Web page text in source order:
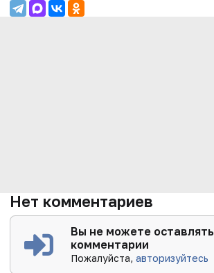
Нет комментариев
Вы не можете оставлять
комментарии
Пожалуйста,авторизуйтесь